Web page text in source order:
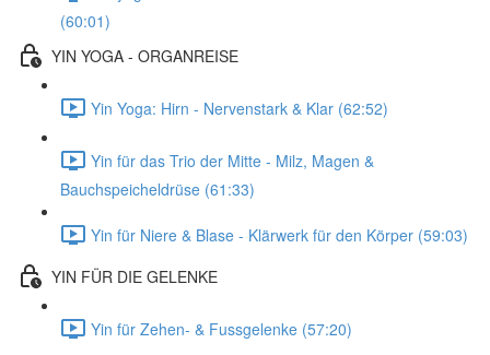
(60:01)
YIN YOGA - ORGANREISE
Yin Yoga: Hirn - Nervenstark & Klar (62:52)
Yin für das Trio der Mitte - Milz, Magen &
Bauchspeicheldrüse (61:33)
Yin für Niere & Blase - Klärwerk für den Körper (59:03)
YIN FÜR DIE GELENKE
Yin für Zehen- & Fussgelenke (57:20)